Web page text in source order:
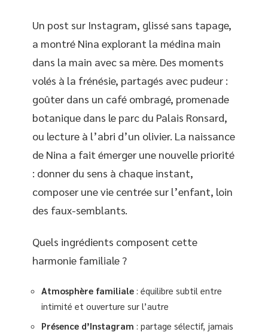
Un post sur Instagram, glissé sans tapage,
a montré Nina explorant la médina main
dans la main avec sa mère. Des moments
volés à la frénésie, partagés avec pudeur :
goûter dans un café ombragé, promenade
botanique dans le parc du Palais Ronsard,
ou lecture à l’abri d’un olivier. La naissance
de Nina a fait émerger une nouvelle priorité
: donner du sens à chaque instant,
composer une vie centrée sur l’enfant, loin
des faux-semblants.
Quels ingrédients composent cette
harmonie familiale ?
Atmosphère familiale : équilibre subtil entre
intimité et ouverture sur l’autre
Présence d’Instagram : partage sélectif, jamais